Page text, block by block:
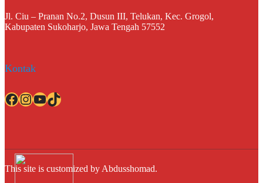
Jl. Ciu – Pranan No.2, Dusun III, Telukan, Kec. Grogol,
Kabupaten Sukoharjo, Jawa Tengah 57552
Kontak
Facebook InstagramYouTube TikTok
This site is customized by Abdusshomad.